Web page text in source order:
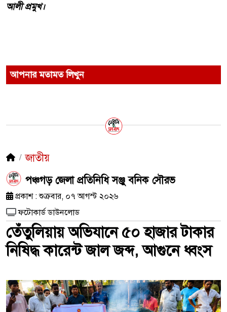
আলী প্রমুখ।
আপনার মতামত লিখুন
জাতীয়
পঞ্চগড় জেলা প্রতিনিধি সঞ্জু বনিক সৌরভ
প্রকাশ : শুক্রবার, ০৭ আগস্ট ২০২৬
ফটোকার্ড ডাউনলোড
তেঁতুলিয়ায় অভিযানে ৫০ হাজার টাকার
নিষিদ্ধ কারেন্ট জাল জব্দ, আগুনে ধ্বংস